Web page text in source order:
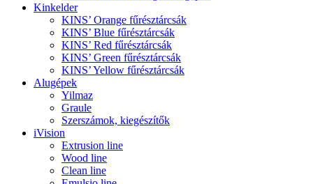
Kinkelder
KINS’ Orange fűrésztárcsák
KINS’ Blue fűrésztárcsák
KINS’ Red fűrésztárcsák
KINS’ Green fűrésztárcsák
KINS’ Yellow fűrésztárcsák
Alugépek
Yilmaz
Graule
Szerszámok, kiegészítők
iVision
Extrusion line
Wood line
Clean line